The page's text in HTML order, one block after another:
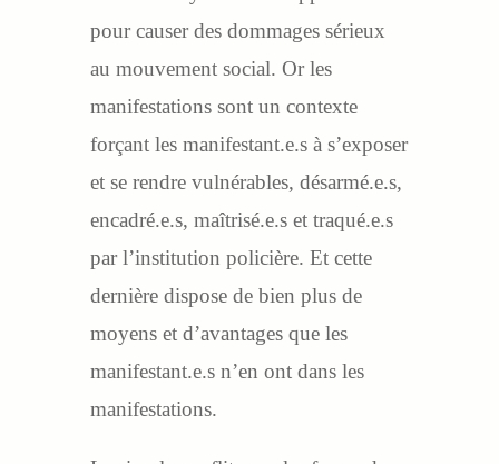
pour causer des dommages sérieux
au mouvement social. Or les
manifestations sont un contexte
forçant les manifestant.e.s à s’exposer
et se rendre vulnérables, désarmé.e.s,
encadré.e.s, maîtrisé.e.s et traqué.e.s
par l’institution policière. Et cette
dernière dispose de bien plus de
moyens et d’avantages que les
manifestant.e.s n’en ont dans les
manifestations.